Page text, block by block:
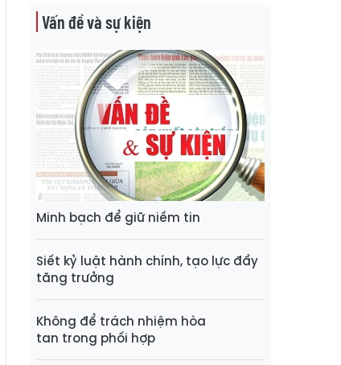
Vấn đề và sự kiện
Minh bạch để giữ niềm tin
Siết kỷ luật hành chính, tạo lực đẩy
tăng trưởng
Không để trách nhiệm hòa
tan trong phối hợp